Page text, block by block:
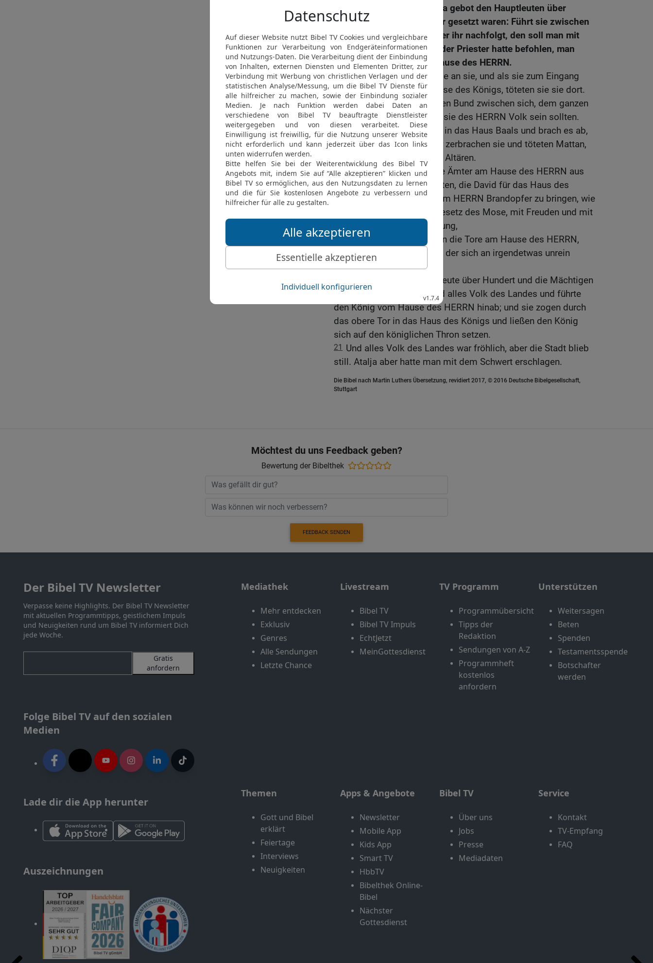
Aber der Priester Jojada gebot den Hauptleuten über
Hundert, die über das Heer gesetzt waren: Führt sie zwischen
den Reihen hinaus, und wer ihr nachfolgt, den soll man mit
dem Schwert töten! Denn der Priester hatte befohlen, man
sollte sie nicht töten im Hause des HERRN.
15 Und sie legten die Hände an sie, und als sie zum Eingang
des Rosstors kam am Hause des Königs, töteten sie sie dort.
16 Und Jojada schloss einen Bund zwischen sich, dem ganzen
Volk und dem König, dass sie des HERRN Volk sein sollten.
17 Da ging das ganze Volk in das Haus Baals und brach es ab,
und seine Altäre und Bilder zerbrachen sie und töteten Mattan,
den Priester Baals, vor den Altären.
18 Und Jojada bestellte die Ämter am Hause des HERRN aus
den Priestern und den Leviten, die David für das Haus des
HERRN verordnet hatte, dem HERRN Brandopfer zu bringen, wie
es geschrieben steht im Gesetz des Mose, mit Freuden und mit
Liedern, nach Davids Weisung,
19 und er stellte Torhüter an die Tore am Hause des HERRN,
dass niemand hineinkäme, der sich an irgendetwas unrein
gemacht hatte.
Und er nahm die Hauptleute über Hundert und die Mächtigen
und die Herren im Volk und alles Volk des Landes und führte
den König vom Hause des HERRN hinab; und sie zogen durch
das obere Tor in das Haus des Königs und ließen den König
sich auf den königlichen Thron setzen.
21 Und alles Volk des Landes war fröhlich, aber die Stadt blieb
still. Atalja aber hatte man mit dem Schwert erschlagen.
Die Bibel nach Martin Luthers Übersetzung, revidiert 2017, © 2016 Deutsche Bibelgesellschaft,
Stuttgart
Möchtest du uns Feedback geben?
Bewertung der Bibelthek
FEEDBACK SENDEN
Der Bibel TV Newsletter
Verpasse keine Highlights. Der Bibel TV Newsletter
mit aktuellen Programmtipps, geistlichem Impuls
und Neuigkeiten rund um Bibel TV informiert Dich
jede Woche.
Gratis
anfordern
Folge Bibel TV auf den sozialen
Medien
Lade dir die App herunter
Auszeichnungen
Mediathek
Mehr entdecken
Exklusiv
Genres
Alle Sendungen
Letzte Chance
Livestream
Bibel TV
Bibel TV Impuls
EchtJetzt
MeinGottesdienst
TV Programm
Programmübersicht
Tipps der
Redaktion
Sendungen von A-Z
Programmheft
kostenlos
anfordern
Unterstützen
Weitersagen
Beten
Spenden
Testamentsspende
Botschafter
werden
Themen
Gott und Bibel
erklärt
Feiertage
Interviews
Neuigkeiten
Apps & Angebote
Newsletter
Mobile App
Kids App
Smart TV
HbbTV
Bibelthek Online-
Bibel
Nächster
Gottesdienst
Bibel TV
Über uns
Jobs
Presse
Mediadaten
Service
Kontakt
TV-Empfang
FAQ